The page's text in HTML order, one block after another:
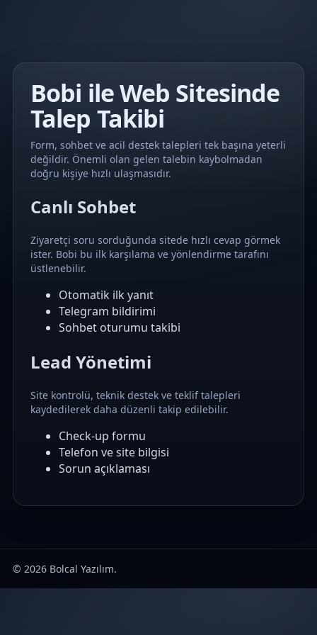
Bobi ile Web Sitesinde
Talep Takibi
Form, sohbet ve acil destek talepleri tek başına yeterli
değildir. Önemli olan gelen talebin kaybolmadan
doğru kişiye hızlı ulaşmasıdır.
Canlı Sohbet
Ziyaretçi soru sorduğunda sitede hızlı cevap görmek
ister. Bobi bu ilk karşılama ve yönlendirme tarafını
üstlenebilir.
Otomatik ilk yanıt
Telegram bildirimi
Sohbet oturumu takibi
Lead Yönetimi
Site kontrolü, teknik destek ve teklif talepleri
kaydedilerek daha düzenli takip edilebilir.
Check-up formu
Telefon ve site bilgisi
Sorun açıklaması
© 2026 Bolcal Yazılım.